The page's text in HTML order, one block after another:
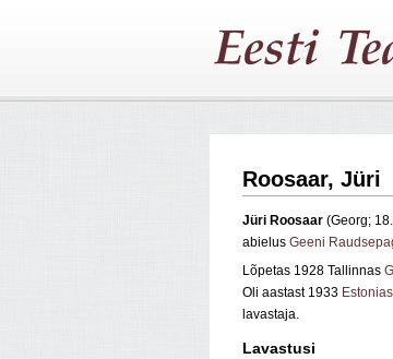
Roosaar, Jüri
Jüri Roosaar (Georg;
abielus Geeni
Lõpetas 1928 Tallinnas
Oli aastast 1933 Estonias
lavastaja.
Lavastusi